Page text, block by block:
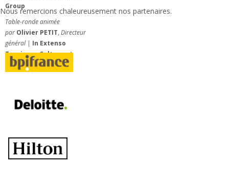
Group
Table-ronde animée
par Olivier PETIT, Directeur
général | In Extenso
Tourisme, Culture et
Hôtellerie
Nous remercions chaleureusement nos partenaires.